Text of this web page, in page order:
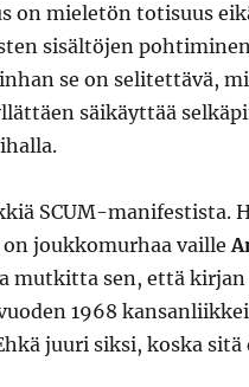
on mieletön totisuus
sisältöjen
se on selitettävä,
säikäyttää
SCUM-manifestista.
on joukkomurhaa vaille
mutkitta sen, että
1968
juuri siksi, koska sitä